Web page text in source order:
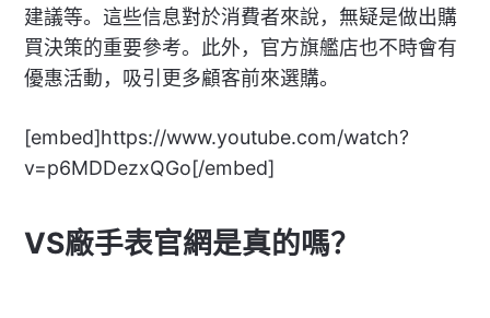
建議等。這些信息對於消費者來說，無疑是做出購
買決策的重要參考。此外，官方旗艦店也不時會有
優惠活動，吸引更多顧客前來選購。
[embed]https://www.youtube.com/watch?
v=p6MDDezxQGo[/embed]
VS廠手表官網是真的嗎？